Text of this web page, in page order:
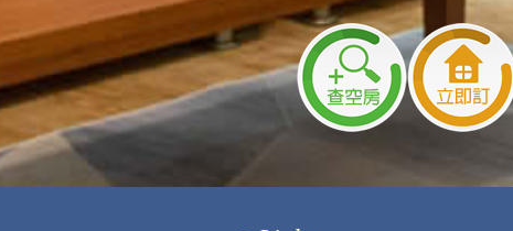
我們是小包棟民宿，您超出太多我們無法接待，謝謝您的詢問
Uri
可以開發票嗎?
私密留言，只有版主能看見
您好